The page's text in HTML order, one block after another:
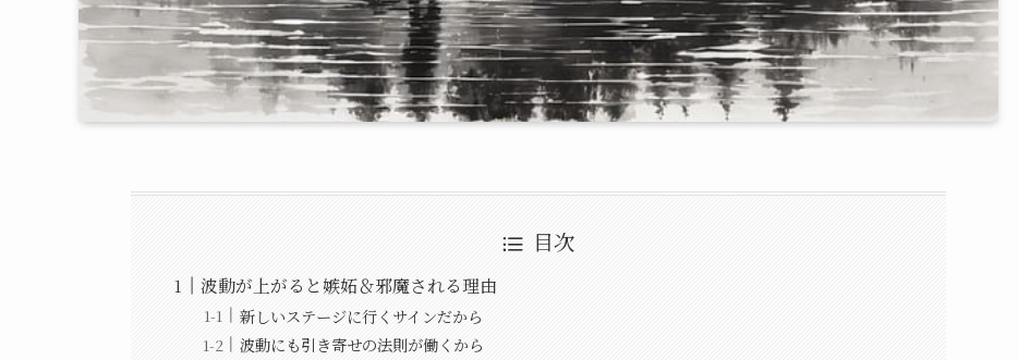
目次
波動が上がると嫉妬＆邪魔される理由
新しいステージに行くサインだから
波動にも引き寄せの法則が働くから